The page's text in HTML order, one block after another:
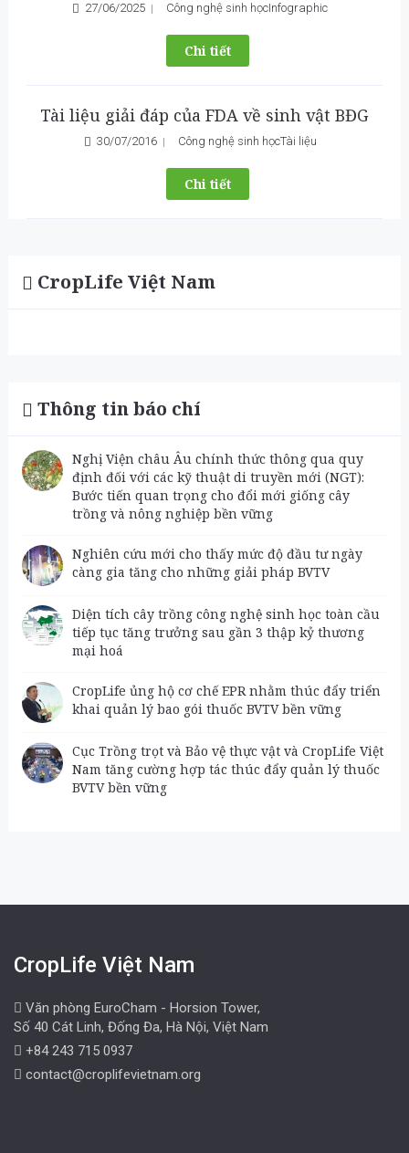
27/06/2025 Công nghệ sinh họcInfographic
Chi tiết
Tài liệu giải đáp của FDA về sinh vật BĐG
30/07/2016 Công nghệ sinh họcTài liệu
Chi tiết
CropLife Việt Nam
Thông tin báo chí
Nghị Viện châu Âu chính thức thông qua quy
định đối với các kỹ thuật di truyền mới (NGT):
Bước tiến quan trọng cho đổi mới giống cây
trồng và nông nghiệp bền vững
Nghiên cứu mới cho thấy mức độ đầu tư ngày
càng gia tăng cho những giải pháp BVTV
Diện tích cây trồng công nghệ sinh học toàn cầu
tiếp tục tăng trưởng sau gần 3 thập kỷ thương
mại hoá
CropLife ủng hộ cơ chế EPR nhằm thúc đẩy triển
khai quản lý bao gói thuốc BVTV bền vững
Cục Trồng trọt và Bảo vệ thực vật và CropLife Việt
Nam tăng cường hợp tác thúc đẩy quản lý thuốc
BVTV bền vững
CropLife Việt Nam
Văn phòng EuroCham - Horsion Tower,
Số 40 Cát Linh, Đống Đa, Hà Nội, Việt Nam
+84 243 715 0937
contact@croplifevietnam.org